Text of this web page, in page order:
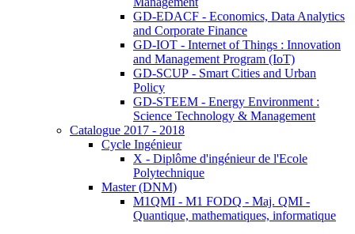
GD-EDACF - Economics, Data Analytics
and Corporate Finance
GD-IOT - Internet of Things : Innovation
and Management Program (IoT)
GD-SCUP - Smart Cities and Urban
Policy
GD-STEEM - Energy Environment :
Science Technology & Management
Catalogue 2017 - 2018
Cycle Ingénieur
X - Diplôme d'ingénieur de l'Ecole
Polytechnique
Master (DNM)
M1QMI - M1 FODQ - Maj. QMI -
Quantique, mathematiques, informatique